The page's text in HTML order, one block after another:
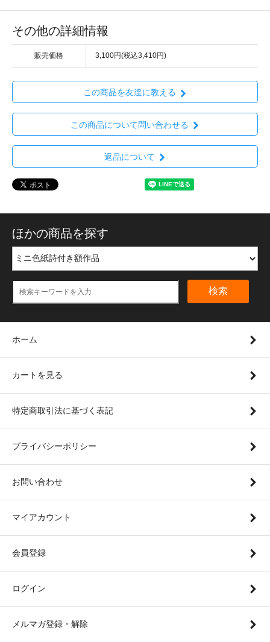
その他の詳細情報
販売価格 3,100円(税込3,410円)
この商品を友達に教える
この商品について問い合わせる
返品について
ほかの商品を探す
検索
ホーム
カートを見る
特定商取引法に基づく表記
プライバシーポリシー
お問い合わせ
マイアカウント
会員登録
ログイン
メルマガ登録・解除